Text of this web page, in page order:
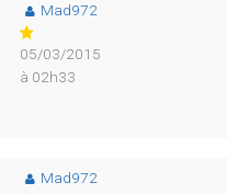
Mad972
05/03/2015
à 02h33
Mad972